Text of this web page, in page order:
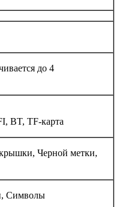
до 4
BT, TF-карта
Черной метки,
Символы